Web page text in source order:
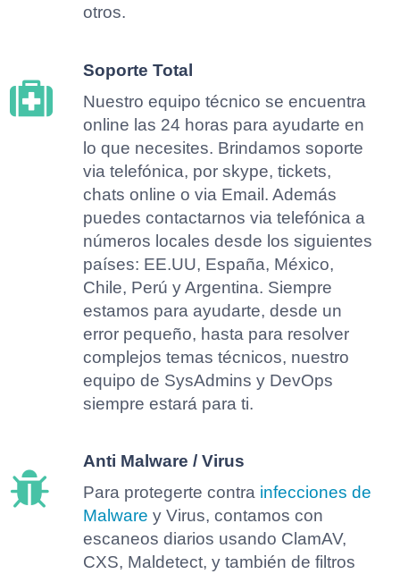
otros.
Soporte Total
Nuestro equipo técnico se encuentra
online las 24 horas para ayudarte en
lo que necesites. Brindamos soporte
via telefónica, por skype, tickets,
chats online o via Email. Además
puedes contactarnos via telefónica a
números locales desde los siguientes
países: EE.UU, España, México,
Chile, Perú y Argentina. Siempre
estamos para ayudarte, desde un
error pequeño, hasta para resolver
complejos temas técnicos, nuestro
equipo de SysAdmins y DevOps
siempre estará para ti.
Anti Malware / Virus
Para protegerte contra infecciones de
Malware y Virus, contamos con
escaneos diarios usando ClamAV,
CXS, Maldetect, y también de filtros